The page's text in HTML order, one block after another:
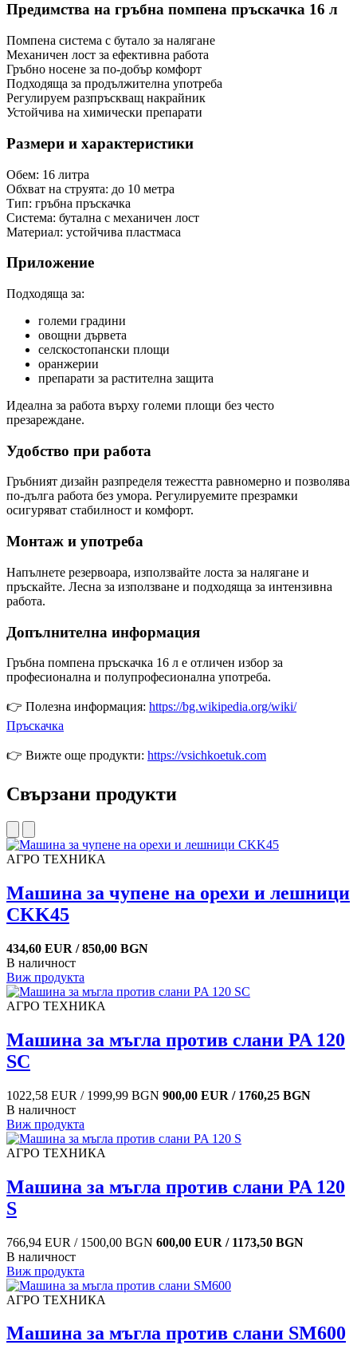
Предимства на гръбна помпена пръскачка 16 л
Помпена система с бутало за налягане
Механичен лост за ефективна работа
Гръбно носене за по-добър комфорт
Подходяща за продължителна употреба
Регулируем разпръскващ накрайник
Устойчива на химически препарати
Размери и характеристики
Обем: 16 литра
Обхват на струята: до 10 метра
Тип: гръбна пръскачка
Система: бутална с механичен лост
Материал: устойчива пластмаса
Приложение
Подходяща за:
големи градини
овощни дървета
селскостопански площи
оранжерии
препарати за растителна защита
Идеална за работа върху големи площи без често
презареждане.
Удобство при работа
Гръбният дизайн разпределя тежестта равномерно и позволява
по-дълга работа без умора. Регулируемите презрамки
осигуряват стабилност и комфорт.
Монтаж и употреба
Напълнете резервоара, използвайте лоста за налягане и
пръскайте. Лесна за използване и подходяща за интензивна
работа.
Допълнителна информация
Гръбна помпена пръскачка 16 л е отличен избор за
професионална и полупрофесионална употреба.
👉 Полезна информация: https://bg.wikipedia.org/wiki/
Пръскачка
👉 Вижте още продукти: https://vsichkoetuk.com
Свързани продукти
АГРО ТЕХНИКА
Машина за чупене на орехи и лешници
CKK45
434,60 EUR / 850,00 BGN
В наличност
Виж продукта
АГРО ТЕХНИКА
Машина за мъгла против слани PA 120
SC
1022,58 EUR / 1999,99 BGN 900,00 EUR / 1760,25 BGN
В наличност
Виж продукта
АГРО ТЕХНИКА
Машина за мъгла против слани PA 120
S
766,94 EUR / 1500,00 BGN 600,00 EUR / 1173,50 BGN
В наличност
Виж продукта
АГРО ТЕХНИКА
Машина за мъгла против слани SM600